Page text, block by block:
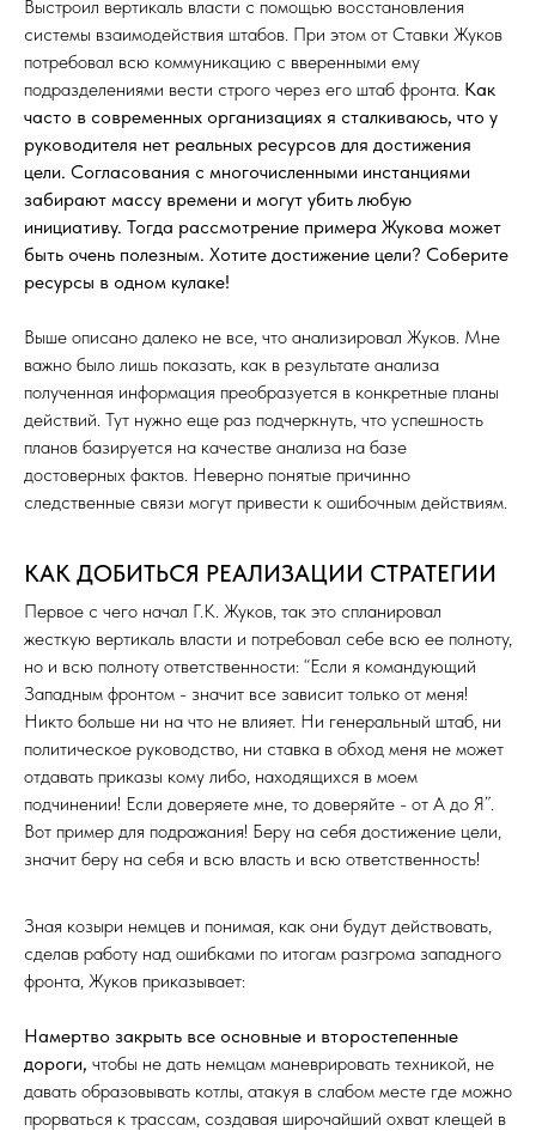
Выстроил вертикаль власти с помощью восстановления
системы взаимодействия штабов. При этом от Ставки Жуков
потребовал всю коммуникацию с вверенными ему
подразделениями вести строго через его штаб фронта. Как
часто в современных организациях я сталкиваюсь, что у
руководителя нет реальных ресурсов для достижения
цели. Согласования с многочисленными инстанциями
забирают массу времени и могут убить любую
инициативу. Тогда рассмотрение примера Жукова может
быть очень полезным. Хотите достижение цели? Соберите
ресурсы в одном кулаке!
Выше описано далеко не все, что анализировал Жуков. Мне
важно было лишь показать, как в результате анализа
полученная информация преобразуется в конкретные планы
действий. Тут нужно еще раз подчеркнуть, что успешность
планов базируется на качестве анализа на базе
достоверных фактов. Неверно понятые причинно
следственные связи могут привести к ошибочным действиям.
КАК ДОБИТЬСЯ РЕАЛИЗАЦИИ СТРАТЕГИИ
Первое с чего начал Г.К. Жуков, так это спланировал
жесткую вертикаль власти и потребовал себе всю ее полноту,
но и всю полноту ответственности: “Если я командующий
Западным фронтом - значит все зависит только от меня!
Никто больше ни на что не влияет. Ни генеральный штаб, ни
политическое руководство, ни ставка в обход меня не может
отдавать приказы кому либо, находящихся в моем
подчинении! Если доверяете мне, то доверяйте - от А до Я”.
Вот пример для подражания! Беру на себя достижение цели,
значит беру на себя и всю власть и всю ответственность!
Зная козыри немцев и понимая, как они будут действовать,
сделав работу над ошибками по итогам разгрома западного
фронта, Жуков приказывает:
Намертво закрыть все основные и второстепенные
дороги, чтобы не дать немцам маневрировать техникой, не
давать образовывать котлы, атакуя в слабом месте где можно
прорваться к трассам, создавая широчайший охват клещей в